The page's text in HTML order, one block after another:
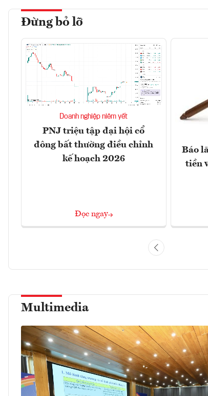
Đừng bỏ lỡ
Doanh nghiệp niêm yết
PNJ triệu tập đại hội cổ
đông bất thường điều chỉnh
kế hoạch 2026
Đọc ngay
Báo
tiền
Multimedia